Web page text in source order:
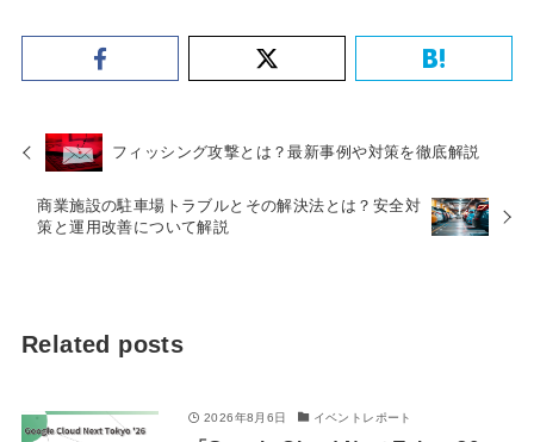
フィッシング攻撃とは？最新事例や対策を徹底解説
商業施設の駐車場トラブルとその解決法とは？安全対
策と運用改善について解説
Related posts
2026年8月6日 イベントレポート